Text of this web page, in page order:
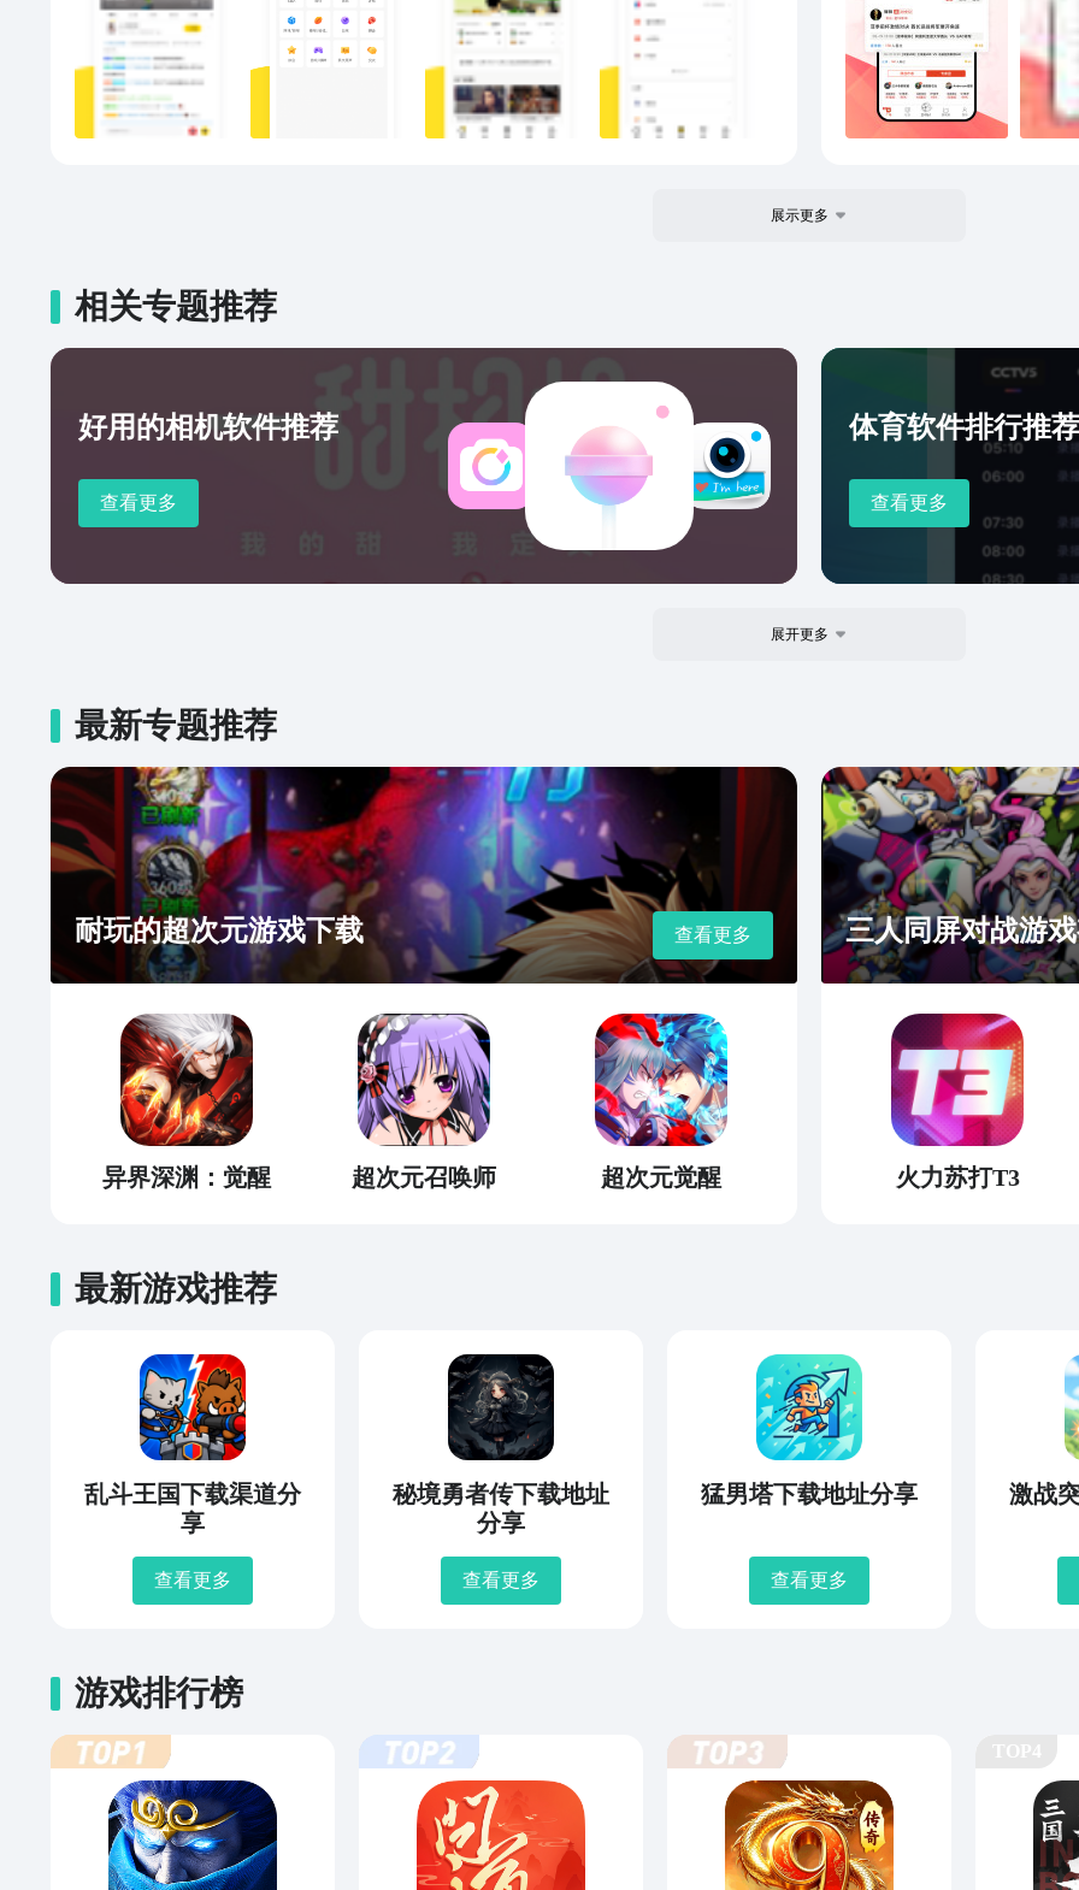
http://live.qq.com/
韩
使
反馈
展示更多
相关专题推荐
好用的相机软件推荐
查看更多
体育软件排行推荐
查看更多
展开更多
最新专题推荐
耐玩的超次元游戏下载 查看更多
异界深渊：觉醒 超次元召唤师 超次元觉醒
三人同屏对战游
火力苏打T3
最新游戏推荐
乱斗王国下载渠道分
享
查看更多
秘境勇者传下载地址
分享
查看更多
猛男塔下载地址分享
查看更多
激战
游戏排行榜